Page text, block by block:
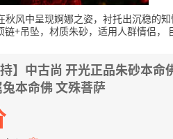
风中呈现婀娜之姿，衬托出沉稳的
+吊坠，材质朱砂，适用人群情侣，
持】中古尚 开光正品朱砂本
本命佛 文殊菩萨